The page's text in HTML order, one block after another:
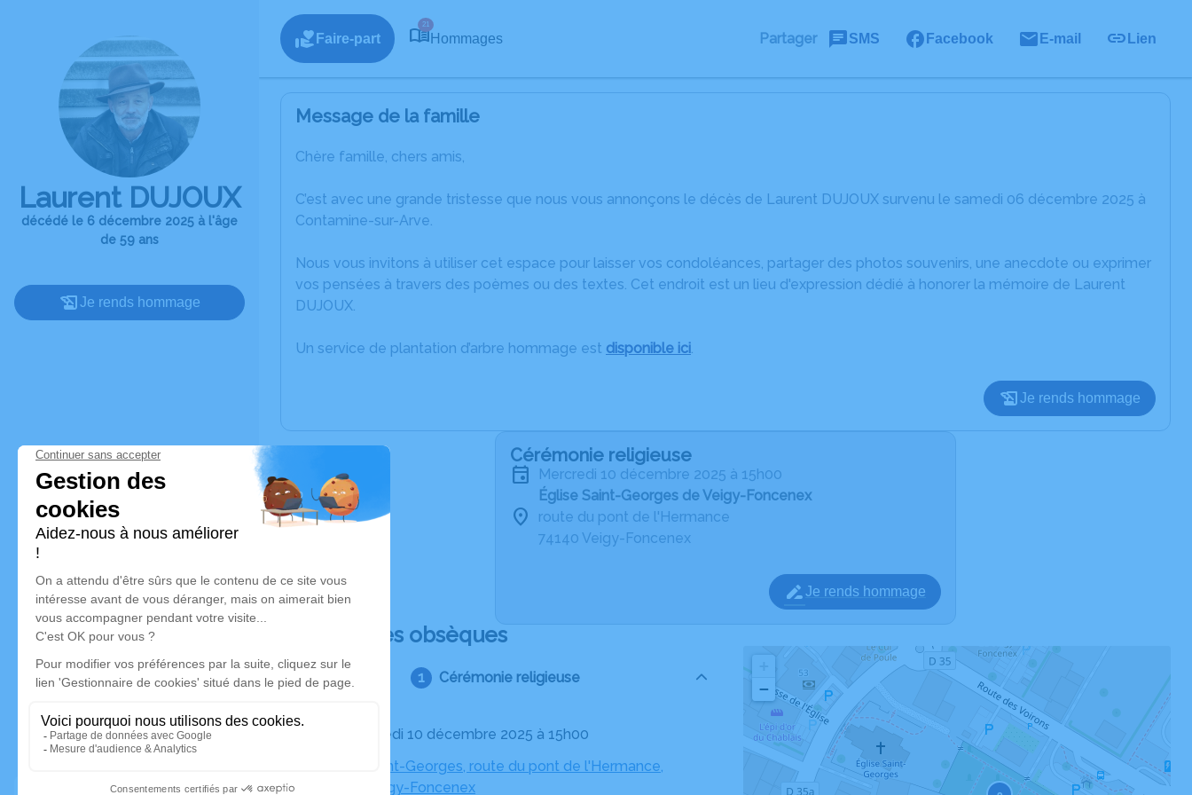
Laurent DUJOUX
décédé le 6 décembre 2025 à l'âge
de 59 ans
Je rends hommage
Faire-part
21
Hommages Partager SMS Facebook E-mail Lien
Message de la famille
Chère famille, chers amis,
C’est avec une grande tristesse que nous vous annonçons le décès de Laurent DUJOUX survenu le samedi 06 décembre 2025 à
Contamine-sur-Arve.
Nous vous invitons à utiliser cet espace pour laisser vos condoléances, partager des photos souvenirs, une anecdote ou exprimer
vos pensées à travers des poèmes ou des textes. Cet endroit est un lieu d'expression dédié à honorer la mémoire de Laurent
DUJOUX.
Un service de plantation d’arbre hommage est disponible ici.
Je rends hommage
Cérémonie religieuse
mercredi 10 décembre 2025 à 15h00
Église Saint-Georges de Veigy-Foncenex
route du pont de l'Hermance
74140 Veigy-Foncenex
Je rends hommage
Déroulé des obsèques
Cérémonie religieuse
Le mercredi 10 décembre 2025 à 15h00
Église Saint-Georges, route du pont de l'Hermance,
74140 Veigy-Foncenex
−